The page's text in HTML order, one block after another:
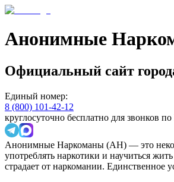
Анонимные
Официальный сайт
Единый номер:
8 (800) 101-42-12
круглосуточно бесплатно для звонков
Анонимные Наркоманы (АН) — это
употреблять наркотики и научиться
страдает от наркомании. Единственное